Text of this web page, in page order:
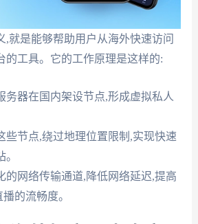
,就是能够帮助用户从海外快速访问
的工具。它的工作原理是这样的:
务器在国内架设节点,形成虚拟私人
些节点,绕过地理位置限制,实现快速
的网络传输通道,降低网络延迟,提高
的流畅度。